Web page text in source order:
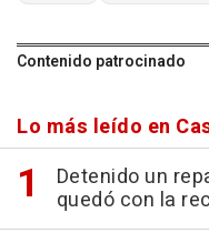
Contenido patrocinado
Lo más leído en
Detenido un
quedó con la